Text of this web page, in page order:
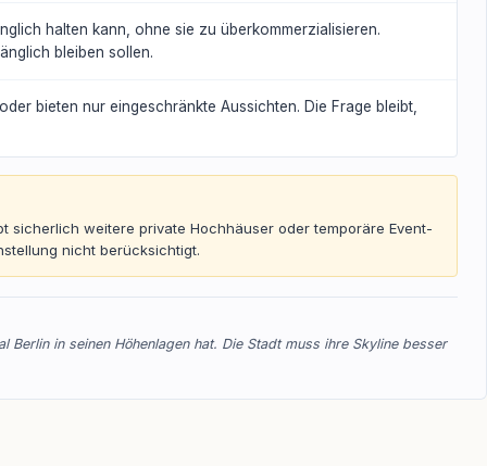
halten kann, ohne sie zu überkommerzialisieren.
bleiben sollen.
bieten nur eingeschränkte Aussichten. Die Frage bleibt,
sicherlich weitere private Hochhäuser oder temporäre Event-
nicht berücksichtigt.
in seinen Höhenlagen hat. Die Stadt muss ihre Skyline besser